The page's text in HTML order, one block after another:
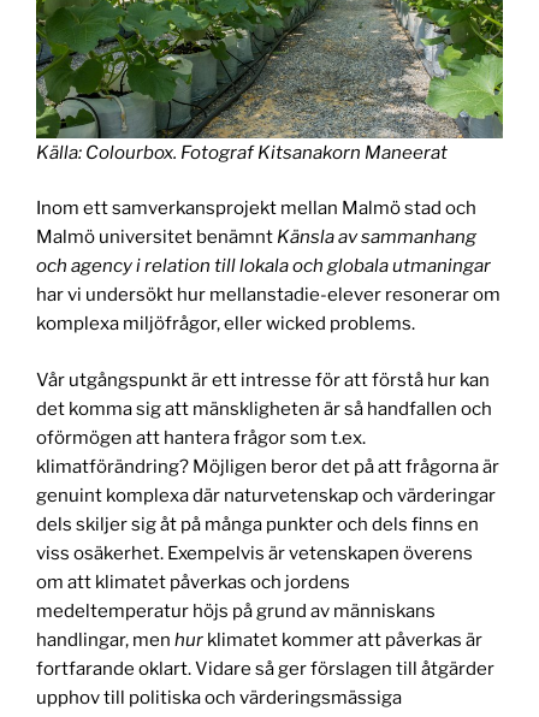
Källa: Colourbox. Fotograf Kitsanakorn Maneerat
Inom ett samverkansprojekt mellan Malmö stad och
Malmö universitet benämnt Känsla av sammanhang
och agency i relation till lokala och globala utmaningar
har vi undersökt hur mellanstadie-elever resonerar om
komplexa miljöfrågor, eller wicked problems.
Vår utgångspunkt är ett intresse för att förstå hur kan
det komma sig att mänskligheten är så handfallen och
oförmögen att hantera frågor som t.ex.
klimatförändring? Möjligen beror det på att frågorna är
genuint komplexa där naturvetenskap och värderingar
dels skiljer sig åt på många punkter och dels finns en
viss osäkerhet. Exempelvis är vetenskapen överens
om att klimatet påverkas och jordens
medeltemperatur höjs på grund av människans
handlingar, men hur klimatet kommer att påverkas är
fortfarande oklart. Vidare så ger förslagen till åtgärder
upphov till politiska och värderingsmässiga